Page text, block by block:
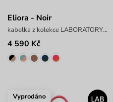
Eliora - Noir
kabelka z kolekce LABORATORY x ANTONIN SIMON
4 590 Kč
Vyprodáno